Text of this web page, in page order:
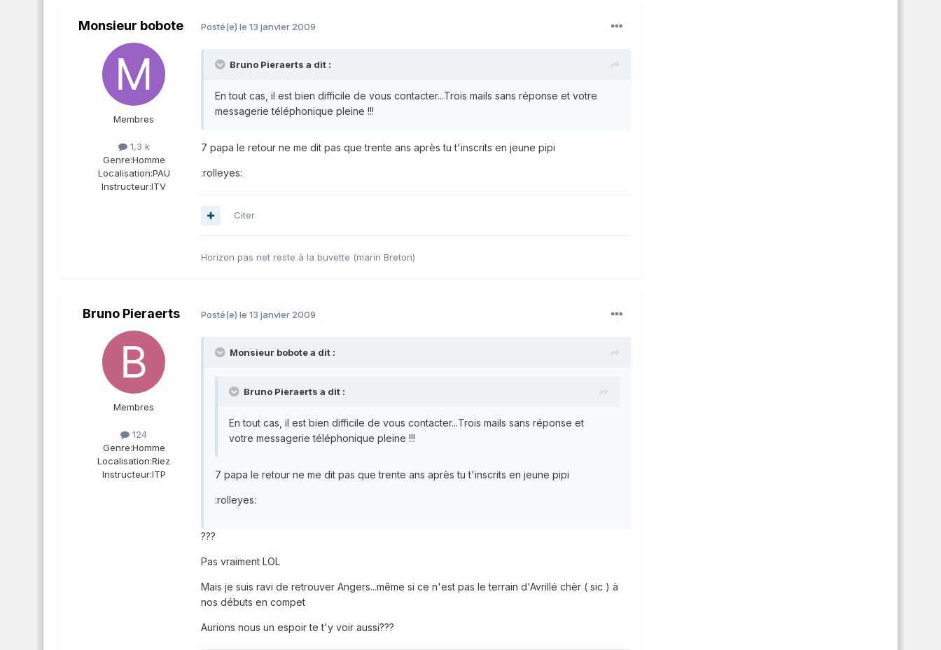
Monsieur bobote
Membres
1,3 k
Genre:Homme
Localisation:PAU
Instructeur:ITV
Posté(e) le 13 janvier 2009
Bruno Pieraerts a dit :
En tout cas, il est bien difficile de vous contacter...Trois mails sans réponse et votre
messagerie téléphonique pleine !!!
7 papa le retour ne me dit pas que trente ans après tu t'inscrits en jeune pipi
:rolleyes:
Citer
Horizon pas net reste à la buvette (marin Breton)
Bruno Pieraerts
Membres
124
Genre:Homme
Localisation:Riez
Instructeur:ITP
Posté(e) le 13 janvier 2009
Monsieur bobote a dit :
Bruno Pieraerts a dit :
En tout cas, il est bien difficile de vous contacter...Trois mails sans réponse et
votre messagerie téléphonique pleine !!!
7 papa le retour ne me dit pas que trente ans après tu t'inscrits en jeune pipi
:rolleyes:
???
Pas vraiment LOL
Mais je suis ravi de retrouver Angers...même si ce n'est pas le terrain d'Avrillé chèr ( sic ) à
nos débuts en compet
Aurions nous un espoir te t'y voir aussi???